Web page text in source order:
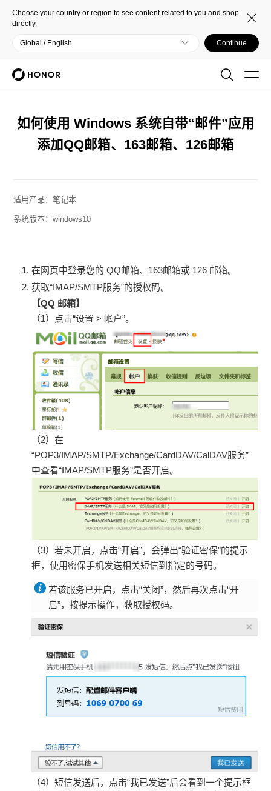
Choose your country or region to see content related to you and shop
directly.
Global / English Continue
如何使用 Windows 系统自带“邮件”应用
添加QQ邮箱、163邮箱、126邮箱
适用产品： 笔记本
系统版本：windows10
在网页中登录您的 QQ邮箱、163邮箱或 126 邮箱。
获取“IMAP/SMTP服务”的授权码。
【QQ 邮箱】
（1）点击“设置 > 帐户”。
（2）在
“POP3/IMAP/SMTP/Exchange/CardDAV/CalDAV服务”
中查看“IMAP/SMTP服务”是否开启。
（3）若未开启，点击“开启”，会弹出“验证密保”的提示
框，使用密保手机发送相关短信到指定的号码。
若该服务已开启，点击“关闭”，然后再次点击“开
启”，按提示操作，获取授权码。
（4）短信发送后，点击“我已发送”后会看到一个提示框